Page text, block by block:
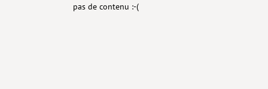
pas de contenu :-(